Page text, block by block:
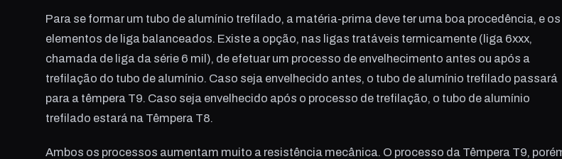
Para se formar um tubo de alumínio trefilado, a matéria-prima deve ter uma boa procedência, e os
elementos de liga balanceados. Existe a opção, nas ligas tratáveis termicamente (liga 6xxx,
chamada de liga da série 6 mil), de efetuar um processo de envelhecimento antes ou após a
trefilação do tubo de alumínio. Caso seja envelhecido antes, o tubo de alumínio trefilado passará
para a têmpera T9. Caso seja envelhecido após o processo de trefilação, o tubo de alumínio
trefilado estará na Têmpera T8.
Ambos os processos aumentam muito a resistência mecânica. O processo da Têmpera T9,